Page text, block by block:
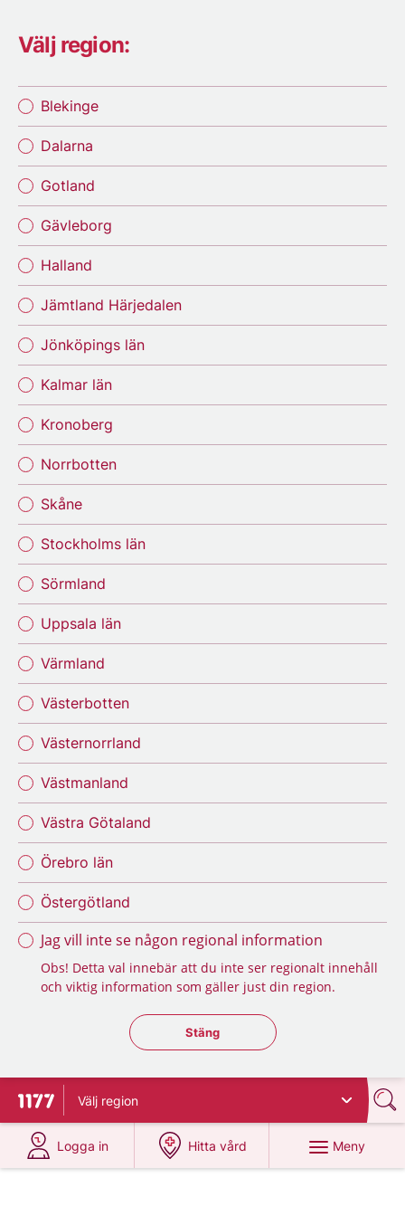
Välj region:
Blekinge
Dalarna
Gotland
Gävleborg
Halland
Jämtland Härjedalen
Jönköpings län
Kalmar län
Kronoberg
Norrbotten
Skåne
Stockholms län
Sörmland
Uppsala län
Värmland
Västerbotten
Västernorrland
Västmanland
Västra Götaland
Örebro län
Östergötland
Jag vill inte se någon regional information
Obs! Detta val innebär att du inte ser regionalt innehåll
och viktig information som gäller just din region.
Stäng regionsväljaren
Stäng
Till startsidan för 1177
Välj region
Logga in
på 1177.se
Hitta vård
på 1177.se
Meny